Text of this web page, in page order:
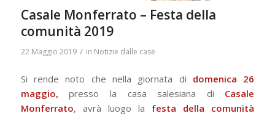
Casale Monferrato – Festa della
comunità 2019
22 Maggio 2019 / in Notizie dalle case
Si rende noto che nella giornata di domenica 26
maggio,presso la casa salesiana di Casale
Monferrato, avrà luogo la festa della comunità